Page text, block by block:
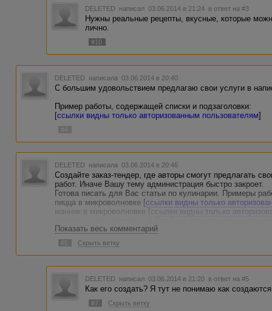
DELETED написал 03.06.2014 в 21:24 в ответ на #3
Нужны реальные рецепты, вкусные, которые
лично.
#10
DELETED написала 03.06.2014 в 20:40
С большим удовольствием предлагаю свои услуги в
Пример работы, содержащей списки и подзаголовки:
[ссылки видны только авторизованным пользователям]
DELETED написала 03.06.2014 в 20:46
Создайте заказ-тендер, где авторы смогут предлагать
работ. Иначе Вашу тему администрация быстро закроет.
Готова писать для Вас статьи по кулинарии. Примеры
пицца в микроволновке [ссылки видны только
манник в микроволновке [ссылки видны только
печень в сметанном соусе [
шарлотка в микроволновке [
ссылки видны только авторизованным пользователям
Показать весь комментарий
#5 Скрыть ветку
DELETED написал 03.06.2014 в 21:20 в ответ на #5
Как его создать? Я тут не понимаю как
#7 Скрыть ветку